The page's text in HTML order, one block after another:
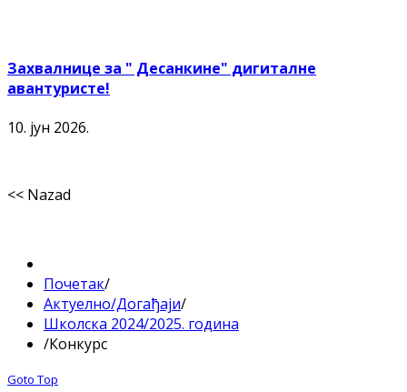
Захвалнице за " Десанкине" дигиталне
авантуристе!
10. јун 2026.
<< Nazad
Почетак/
Актуелно/Догађаји/
Школска 2024/2025. година
/Конкурс
Goto Top